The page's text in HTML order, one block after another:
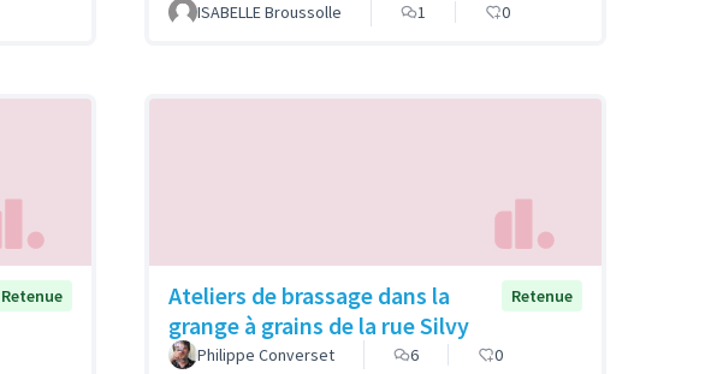
ISABELLE Broussolle 1 0
Retenue
Ateliers de brassage dans la
grange à grains de la rue Silvy
Retenue
Philippe Converset 6 0